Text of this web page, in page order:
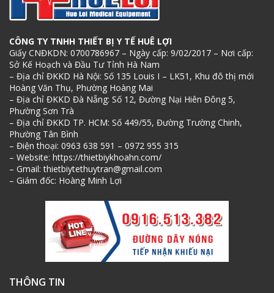
CÔNG TY TNHH THIẾT BỊ Y TẾ HUÊ LỢI
Giấy CNĐKDN: 0700786967 – Ngày cấp: 9/02/2017 – Nơi cấp:
Sở Kế Hoạch và Đầu Tư Tỉnh Hà Nam
– Địa chỉ ĐKKD Hà Nội: Số 135 Louis I – LK51, Khu đô thị mới
Hoàng Văn Thụ, Phường Hoàng Mai
– Địa chỉ ĐKKD Đà Nẵng: Số 12, Đường Nại Hiên Đông 5,
Phường Sơn Trà
– Địa chỉ ĐKKD TP. HCM: Số 449/55, Đường Trường Chinh,
Phường Tân Bình
– Điện thoại: 0963 638 591 – 0972 955 315
– Website: https://thietbiykhoahn.com/
– Gmail: thietbiytethuytran@gmail.com
– Giám đốc: Hoàng Minh Lợi
THÔNG TIN